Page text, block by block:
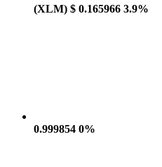
(XLM) $ 0.165966 3.9%
0.999854 0%